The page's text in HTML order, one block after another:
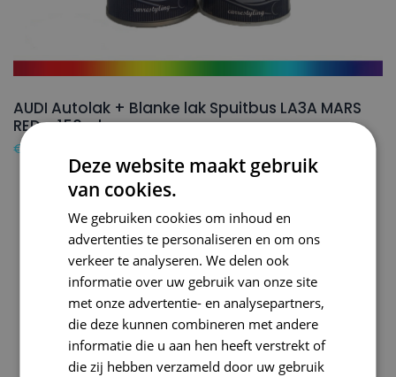
AUDI Autolak + Blanke lak Spuitbus LA3A MARS
RED – 150ml
€
Deze website maakt gebruik
van cookies.
We gebruiken cookies om inhoud en
advertenties te personaliseren en om ons
verkeer te analyseren. We delen ook
informatie over uw gebruik van onze site
met onze advertentie- en analysepartners,
die deze kunnen combineren met andere
informatie die u aan hen heeft verstrekt of
die zij hebben verzameld door uw gebruik